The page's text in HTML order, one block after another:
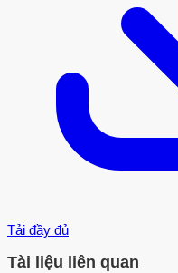
Tải đầy đủ
Tài liệu liên quan